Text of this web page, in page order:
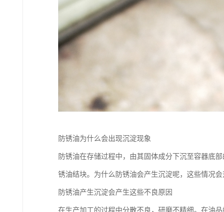
防锈油为什么会出现沉淀现象
防锈油在存储过程中，由其固体成分下沉至容器底
锈油结块。为什么防锈油会产生沉淀呢，这些情况会
防锈油产生沉淀会产生这些不良原因
在生产加工的过程中分散不良，研磨不精细。在油